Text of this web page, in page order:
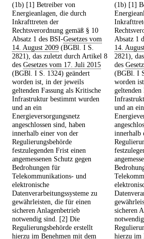
(1b) [1] Betreiber von
Energieanlagen, die durch
Inkrafttreten der
Rechtsverordnung gemäß § 10
Absatz 1 des BSI-Gesetzes vom
14. August 2009 (BGBl. I S.
2821), das zuletzt durch Artikel 8
des Gesetzes vom 17. Juli 2015
(BGBl. I S. 1324) geändert
worden ist, in der jeweils
geltenden Fassung als Kritische
Infrastruktur bestimmt wurden
und an ein
Energieversorgungsnetz
angeschlossen sind, haben
innerhalb einer von der
Regulierungsbehörde
festzulegenden Frist einen
angemessenen Schutz gegen
Bedrohungen für
Telekommunikations- und
elektronische
Datenverarbeitungssysteme zu
gewährleisten, die für einen
sicheren Anlagenbetrieb
notwendig sind. [2] Die
Regulierungsbehörde erstellt
hierzu im Benehmen mit dem
(1b) [1]
Absatz 1
14.
2821),
des
(BGBl. I
worden
geltenden
und an ein
innerhalb
sicheren
hierzu im